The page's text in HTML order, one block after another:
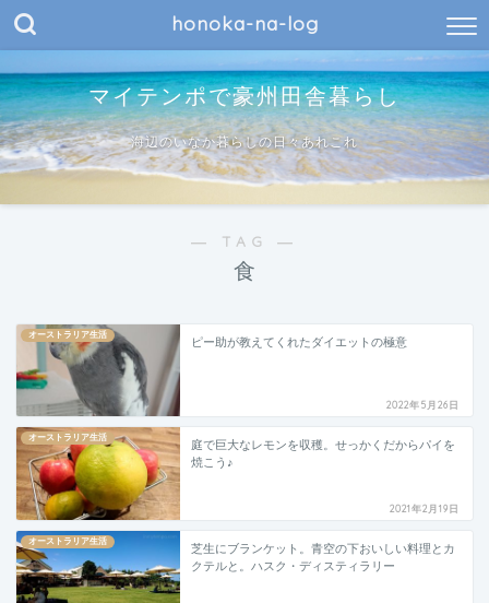
honoka-na-log
マイテンポで豪州田舎暮らし
海辺のいなか暮らしの日々あれこれ
― TAG ―
食
オーストラリア生活
ピー助が教えてくれたダイエットの極意
2022年5月26日
オーストラリア生活
庭で巨大なレモンを収穫。せっかくだからパイを
焼こう♪
2021年2月19日
オーストラリア生活
芝生にブランケット。青空の下おいしい料理とカ
クテルと。ハスク・ディスティラリー